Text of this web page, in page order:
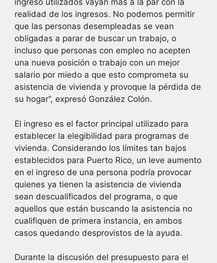
ingreso utilizados vayan más a la par con la
realidad de los ingresos. No podemos permitir
que las personas desempleadas se vean
obligadas a parar de buscar un trabajo, o
incluso que personas con empleo no acepten
una nueva posición o trabajo con un mejor
salario por miedo a que esto comprometa su
asistencia de vivienda y provoque la pérdida de
su hogar”, expresó González Colón.
El ingreso es el factor principal utilizado para
establecer la elegibilidad para programas de
vivienda. Considerando los límites tan bajos
establecidos para Puerto Rico, un leve aumento
en el ingreso de una persona podría provocar
quienes ya tienen la asistencia de vivienda
sean descualificados del programa, o que
aquellos que están buscando la asistencia no
cualifiquen de primera instancia, en ambos
casos quedando desprovistos de la ayuda.
Durante la discusión del presupuesto para el